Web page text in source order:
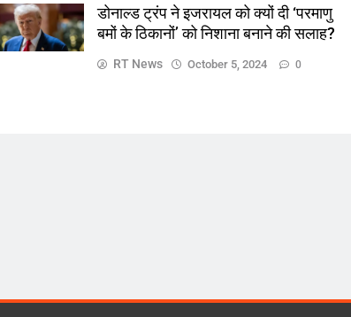
डोनाल्ड ट्रंप ने इजरायल को क्यों दी ‘परमाणु
बमों के ठिकानों’ को निशाना बनाने की सलाह?
RT News October 5, 2024 0